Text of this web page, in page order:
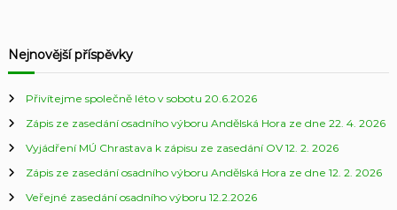
Nejnovější příspěvky
Přivítejme společně léto v sobotu 20.6.2026
Zápis ze zasedání osadního výboru Andělská Hora ze dne 22. 4. 2026
Vyjádření MÚ Chrastava k zápisu ze zasedání OV 12. 2. 2026
Zápis ze zasedání osadního výboru Andělská Hora ze dne 12. 2. 2026
Veřejné zasedání osadního výboru 12.2.2026